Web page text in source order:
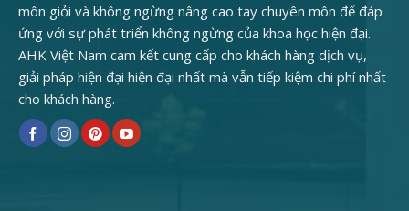
môn giỏi và không ngừng nâng cao tay chuyên môn để đáp
ứng với sự phát triển không ngừng của khoa học hiện đại.
AHK Việt Nam cam kết cung cấp cho khách hàng dịch vụ,
giải pháp hiện đại hiện đại nhất mà vẫn tiếp kiệm chi phí nhất
cho khách hàng.